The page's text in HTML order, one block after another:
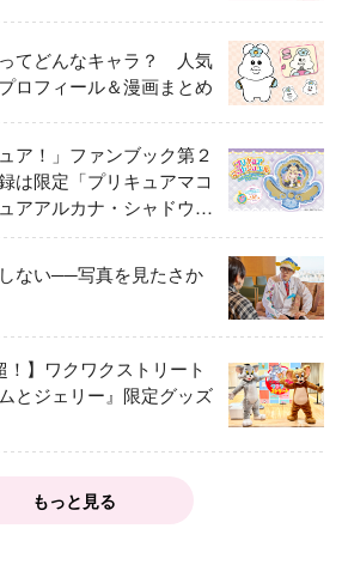
ってどんなキャラ？ 人気
ロフィール＆漫画まとめ
ア！」ファンブック第２
限定「プリキュアマコ
アアルカナ・シャドウ
アエクレールを大特
ない──写真を見たさか
！】ワクワクストリート
とジェリー』限定グッズ
もっと見る